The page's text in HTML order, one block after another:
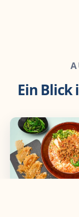
Ein Blick